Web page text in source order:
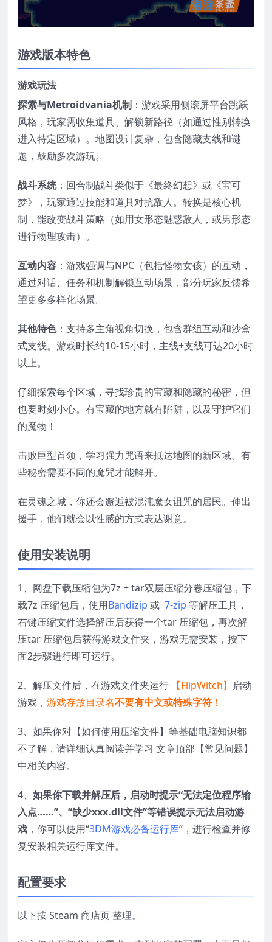
游戏版本特色
游戏玩法
探索与Metroidvania机制 ：游戏采用侧滚屏平台跳跃
风格，玩家需收集道具、解锁新路径（如通过性别转换
进入特定区域）。地图设计复杂，包含隐藏支线和谜
题，鼓励多次游玩。
战斗系统：回合制战斗类似于《最终幻想》或《宝可
梦》，玩家通过技能和道具对抗敌人。转换是核心机
制，能改变战斗策略（如用女形态魅惑敌人，或男形态
进行物理攻击）。
互动内容 ：游戏强调与NPC（包括怪物女孩）的互动，
通过对话、任务和机制解锁互动场景，部分玩家反馈希
望更多多样化场景。
其他特色：支持多主角视角切换，包含群组互动和沙盒
式支线。游戏时长约10-15小时，主线+支线可达20小时
以上。
仔细探索每个区域，寻找珍贵的宝藏和隐藏的秘密，但
也要时刻小心。有宝藏的地方就有陷阱，以及守护它们
的魔物！
击败巨型首领，学习强力咒语来抵达地图的新区域。有
些秘密需要不同的魔咒才能解开。
在灵魂之城，你还会邂逅被混沌魔女诅咒的居民。伸出
援手，他们就会以性感的方式表达谢意。
使用安装说明
1、网盘下载压缩包为7z + tar双层压缩分卷压缩包，下
载7z 压缩包后，使用Bandizip 或 7-zip 等解压工具，
右键压缩文件选择解压后获得一个tar 压缩包，再次解
压tar 压缩包后获得游戏文件夹，游戏无需安装，按下
面2步骤进行即可运行。
2、解压文件后，在游戏文件夹运行 【FlipWitch】 启动
游戏， 游戏存放目录名不要有中文或特殊字符 ！
3、如果你对【如何使用压缩文件】等基础电脑知识都
不了解，请详细认真阅读并学习 文章顶部【常见问题】
中相关内容。
4、 如果你下载并解压后，启动时提示“无法定位程序输
入点……”、“缺少xxx.dll文件”等错误提示无法启动游
戏 ，你可以使用“3DM游戏必备运行库”，进行检查并修
复安装相关运行库文件。
配置要求
以下按 Steam 商店页 整理。